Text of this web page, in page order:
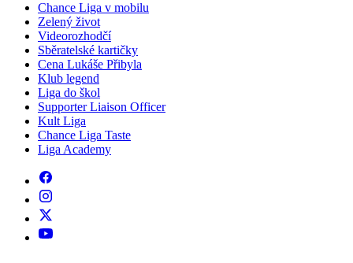
Chance Liga v mobilu
Zelený život
Videorozhodčí
Sběratelské kartičky
Cena Lukáše Přibyla
Klub legend
Liga do škol
Supporter Liaison Officer
Kult Liga
Chance Liga Taste
Liga Academy